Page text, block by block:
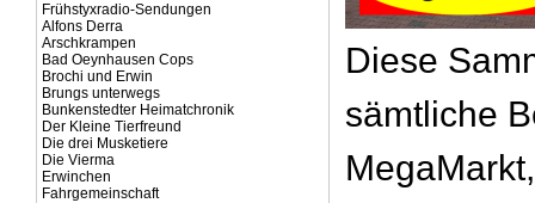
Frühstyxradio-Sendungen
Alfons Derra
Arschkrampen
Bad Oeynhausen Cops
Brochi und Erwin
Brungs unterwegs
Bunkenstedter Heimatchronik
Der Kleine Tierfreund
Die drei Musketiere
Die Vierma
Erwinchen
Fahrgemeinschaft
Diese
sämtliche